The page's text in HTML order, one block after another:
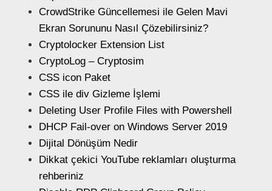
CrowdStrike Güncellemesi ile Gelen Mavi
Ekran Sorununu Nasıl Çözebilirsiniz?
Cryptolocker Extension List
CryptoLog – Cryptosim
CSS icon Paket
CSS ile div Gizleme İşlemi
Deleting User Profile Files with Powershell
DHCP Fail-over on Windows Server 2019
Dijital Dönüşüm Nedir
Dikkat çekici YouTube reklamları oluşturma
rehberiniz